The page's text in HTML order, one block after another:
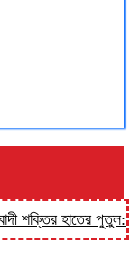
হাতের পুতুল: প্রিন্স